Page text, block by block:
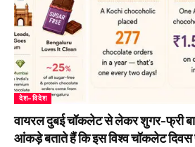
देश-विदेश
वायरल दुबई चॉकलेट से लेकर शुगर-फ्री
आंकड़े बताते हैं कि इस विश्व चॉकलेट दिवस